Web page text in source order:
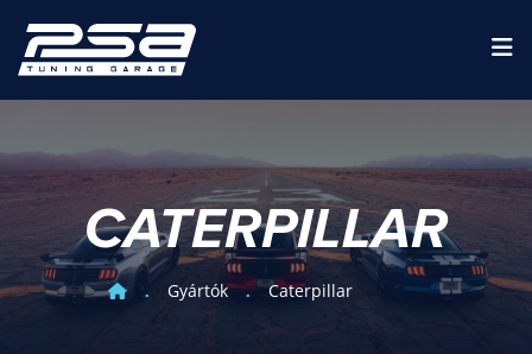
CATERPILLAR
Gyártók Caterpillar